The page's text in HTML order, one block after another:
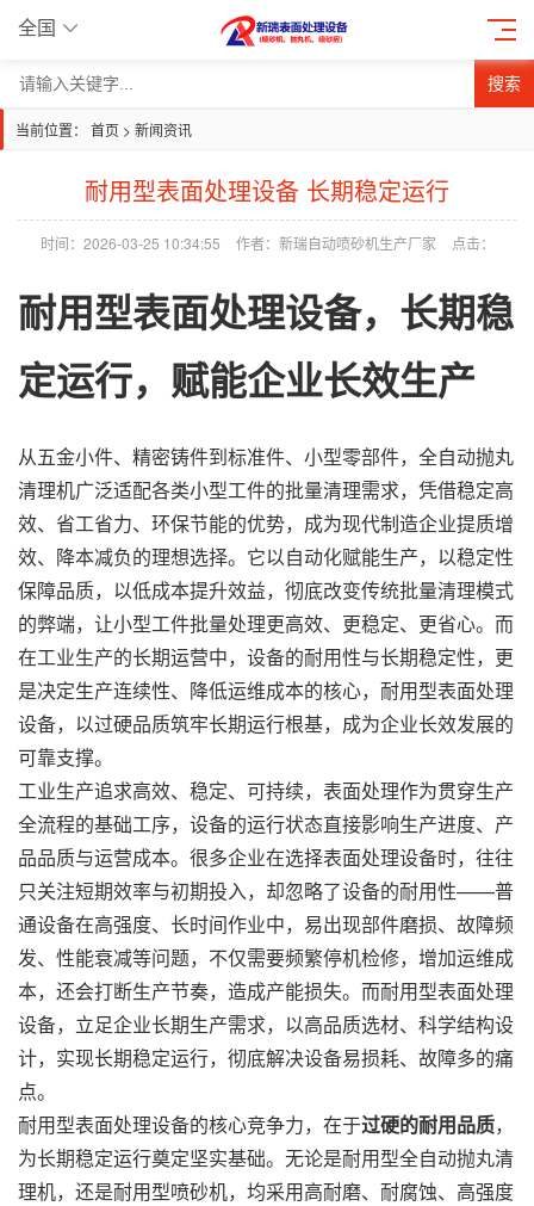
全国
搜索
当前位置： 首页 > 新闻资讯
耐用型表面处理设备 长期稳定运行
时间：2026-03-25 10:34:55 作者：新瑞自动喷砂机生产厂家 点击：
耐用型表面处理设备，长期稳
定运行，赋能企业长效生产
从五金小件、精密铸件到标准件、小型零部件，全自动抛丸
清理机广泛适配各类小型工件的批量清理需求，凭借稳定高
效、省工省力、环保节能的优势，成为现代制造企业提质增
效、降本减负的理想选择。它以自动化赋能生产，以稳定性
保障品质，以低成本提升效益，彻底改变传统批量清理模式
的弊端，让小型工件批量处理更高效、更稳定、更省心。而
在工业生产的长期运营中，设备的耐用性与长期稳定性，更
是决定生产连续性、降低运维成本的核心，耐用型表面处理
设备，以过硬品质筑牢长期运行根基，成为企业长效发展的
可靠支撑。
工业生产追求高效、稳定、可持续，表面处理作为贯穿生产
全流程的基础工序，设备的运行状态直接影响生产进度、 产
品品质与运营成本。很多企业在选择表面处理设备时，往往
只关注短期效率与初期投入，却忽略了设备的耐用性——普
通设备在高强度、长时间作业中，易出现部件磨损、故障频
发、性能衰减等问题，不仅需要频繁停机检修，增加运维成
本，还会打断生产节奏，造成产能损失。而耐用型表面处理
设备，立足企业长期生产需求，以高品质选材、科学结构设
计，实现长期稳定运行，彻底解决设备易损耗、故障多的痛
点。
耐用型表面处理设备的核心竞争力，在于过硬的耐用品质，
为长期稳定运行奠定坚实基础。无论是耐用型全自动抛丸清
理机，还是耐用型喷砂机，均采用高耐磨、耐腐蚀、高强度